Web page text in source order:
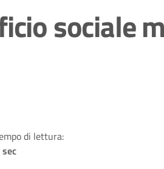
sociale
di lettura: